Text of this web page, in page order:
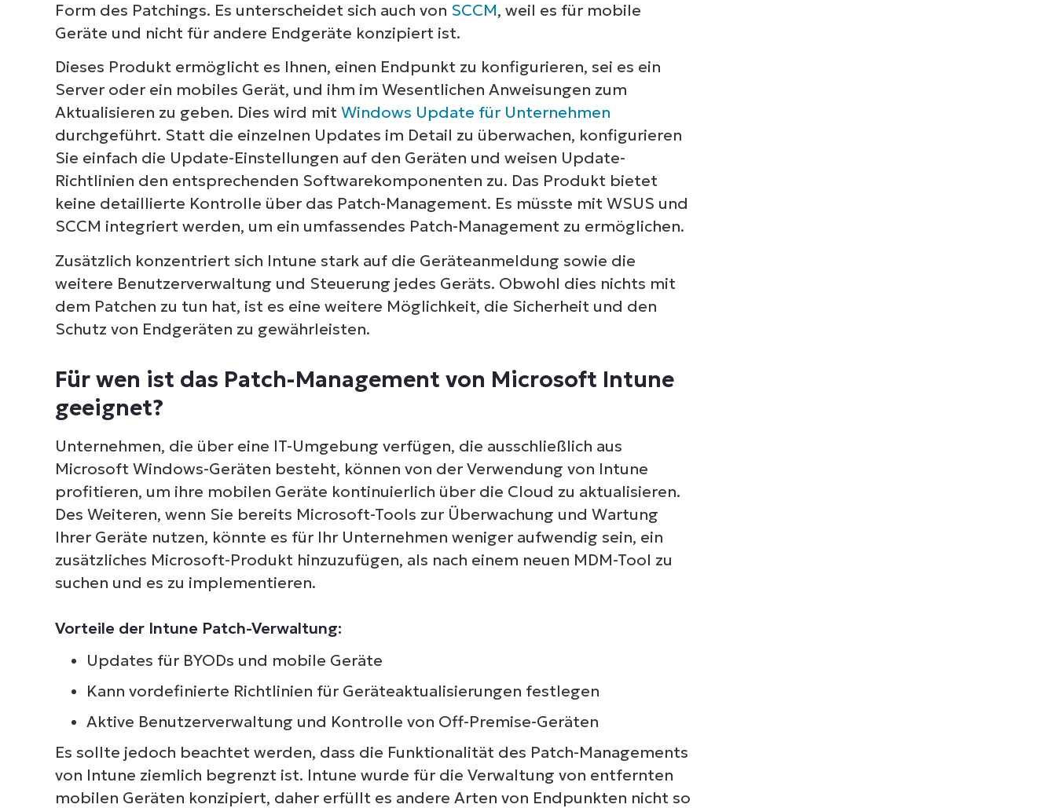
Form des Patchings. Es unterscheidet sich auch von SCCM, weil es für mobile
Geräte und nicht für andere Endgeräte konzipiert ist.
Dieses Produkt ermöglicht es Ihnen, einen Endpunkt zu konfigurieren, sei es ein
Server oder ein mobiles Gerät, und ihm im Wesentlichen Anweisungen zum
Aktualisieren zu geben. Dies wird mit Windows Update für Unternehmen
durchgeführt. Statt die einzelnen Updates im Detail zu überwachen, konfigurieren
Sie einfach die Update-Einstellungen auf den Geräten und weisen Update-
Richtlinien den entsprechenden Softwarekomponenten zu. Das Produkt bietet
keine detaillierte Kontrolle über das Patch-Management. Es müsste mit WSUS und
SCCM integriert werden, um ein umfassendes Patch-Management zu ermöglichen.
Zusätzlich konzentriert sich Intune stark auf die Geräteanmeldung sowie die
weitere Benutzerverwaltung und Steuerung jedes Geräts. Obwohl dies nichts mit
dem Patchen zu tun hat, ist es eine weitere Möglichkeit, die Sicherheit und den
Schutz von Endgeräten zu gewährleisten.
Für wen ist das Patch-Management von Microsoft Intune
geeignet?
Unternehmen, die über eine IT-Umgebung verfügen, die ausschließlich aus
Microsoft Windows-Geräten besteht, können von der Verwendung von Intune
profitieren, um ihre mobilen Geräte kontinuierlich über die Cloud zu aktualisieren.
Des Weiteren, wenn Sie bereits Microsoft-Tools zur Überwachung und Wartung
Ihrer Geräte nutzen, könnte es für Ihr Unternehmen weniger aufwendig sein, ein
zusätzliches Microsoft-Produkt hinzuzufügen, als nach einem neuen MDM-Tool zu
suchen und es zu implementieren.
Vorteile der Intune Patch-Verwaltung:
Updates für BYODs und mobile Geräte
Kann vordefinierte Richtlinien für Geräteaktualisierungen festlegen
Aktive Benutzerverwaltung und Kontrolle von Off-Premise-Geräten
Es sollte jedoch beachtet werden, dass die Funktionalität des Patch-Managements
von Intune ziemlich begrenzt ist. Intune wurde für die Verwaltung von entfernten
mobilen Geräten konzipiert, daher erfüllt es andere Arten von Endpunkten nicht so
Starten Sie Ihre 14-tägige Testversion
Keine Kreditkarte erforderlich, voller
email*
Land
Company
name*